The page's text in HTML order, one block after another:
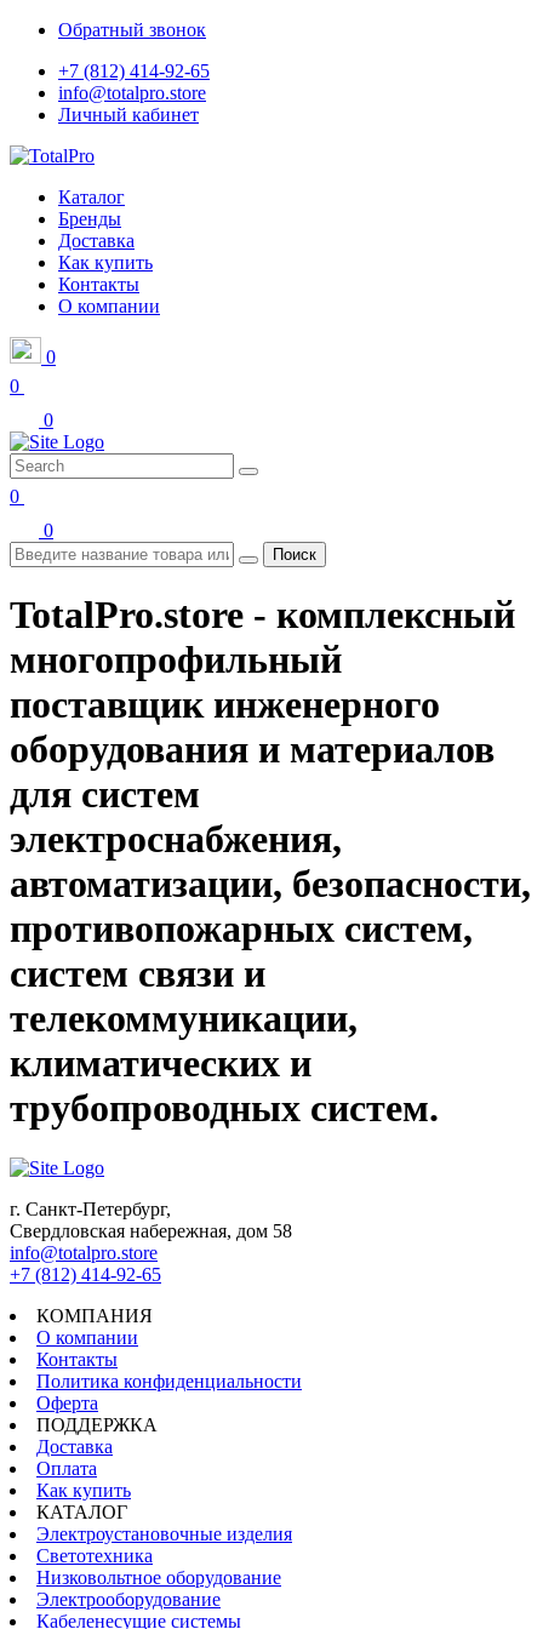
Обратный звонок
+7 (812) 414-92-65
info@totalpro.store
Личный кабинет
Каталог
Бренды
Доставка
Как купить
Контакты
О компании
0
0
0
0
0
Поиск
TotalPro.store - комплексный
многопрофильный
поставщик инженерного
оборудования и материалов
для систем
электроснабжения,
автоматизации, безопасности,
противопожарных систем,
систем связи и
телекоммуникации,
климатических и
трубопроводных систем.
г. Санкт-Петербург,
Свердловская набережная, дом 58
info@totalpro.store
+7 (812) 414-92-65
КОМПАНИЯ
О компании
Контакты
Политика конфиденциальности
Оферта
ПОДДЕРЖКА
Доставка
Оплата
Как купить
КАТАЛОГ
Электроустановочные изделия
Светотехника
Низковольтное оборудование
Электрооборудование
Кабеленесущие системы